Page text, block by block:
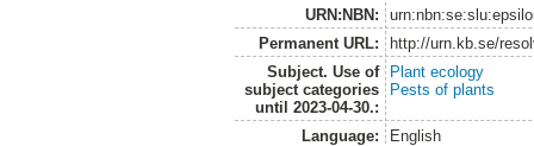
URN:NBN:
Permanent URL:
http://urn.kb.se/
Subject. Use of
subject categories
until 2023-04-30.:
Plant ecology
Pests of plants
Language:
English